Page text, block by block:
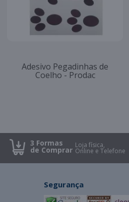
Adesivo Pegadinhas de
Coelho - Prodac
3 Formas
de Comprar Loja física,
Online e Telefone
Segurança